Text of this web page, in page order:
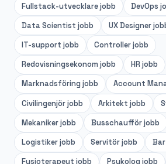
Fullstack-utvecklarejobb DevOps
Data Scientist jobb UX Designer
IT-support jobb Controllerjobb
Redovisningsekonom jobb HR jobb
Marknadsföring jobb Account
Civilingenjörjobb Arkitekt jobb
Mekanikerjobb Busschaufförjobb
Logistikerjobb Servitörjobb
Fysioterapeut jobb Psykolog jobb